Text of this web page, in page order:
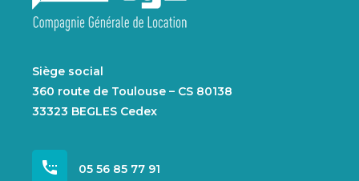
Siège social
360 route de Toulouse – CS 80138
33323 BEGLES Cedex
settings_phone 05 56 85 77 91